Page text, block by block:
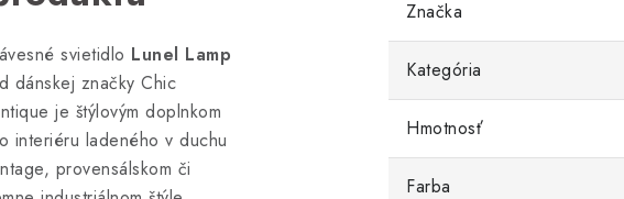
svietidlo Lunel Lamp
dánskej značky Chic
je štýlovým doplnkom
interiéru ladeného v duchu
provensálskom či
Značka
Kategória
Hmotnosť
Farba